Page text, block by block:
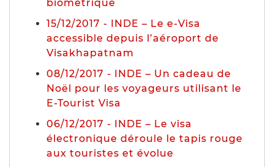
biométrique
15/12/2017 - INDE – Le e-Visa
accessible depuis l’aéroport de
Visakhapatnam
08/12/2017 - INDE – Un cadeau de
Noël pour les voyageurs utilisant le
E-Tourist Visa
06/12/2017 - INDE – Le visa
électronique déroule le tapis rouge
aux touristes et évolue